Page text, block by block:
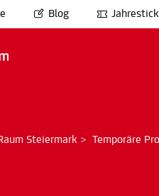
Blog
Steiermark > Temporäre